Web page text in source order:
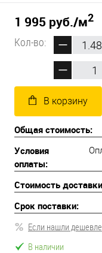
1 995 руб./м2
Кол-во:
В корзину
Общая стоимость:
Условия
оплаты:
Стоимость
Срок поставки:
Если нашли дешевле
В наличии